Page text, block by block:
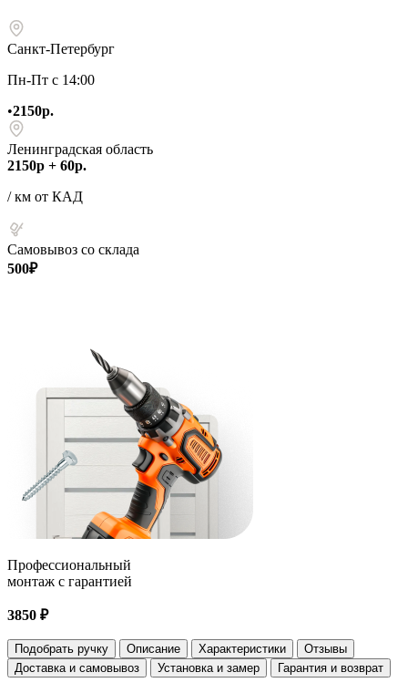
Санкт-Петербург
Пн-Пт с 14:00
•2150р.
Ленинградская область
2150р + 60р.
/ км от КАД
Самовывоз со склада
500₽
Профессиональный
монтаж с гарантией
3850 ₽
Подобрать ручку Описание Характеристики
Отзывы
Доставка и самовывоз
Установка и замер Гарантия и возврат